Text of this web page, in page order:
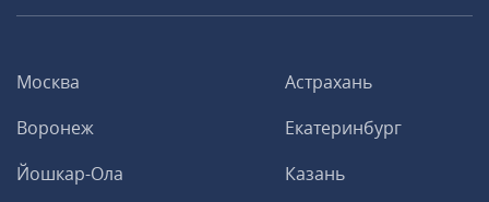
Москва
Астрахань
Воронеж
Екатеринбург
Йошкар-Ола
Казань